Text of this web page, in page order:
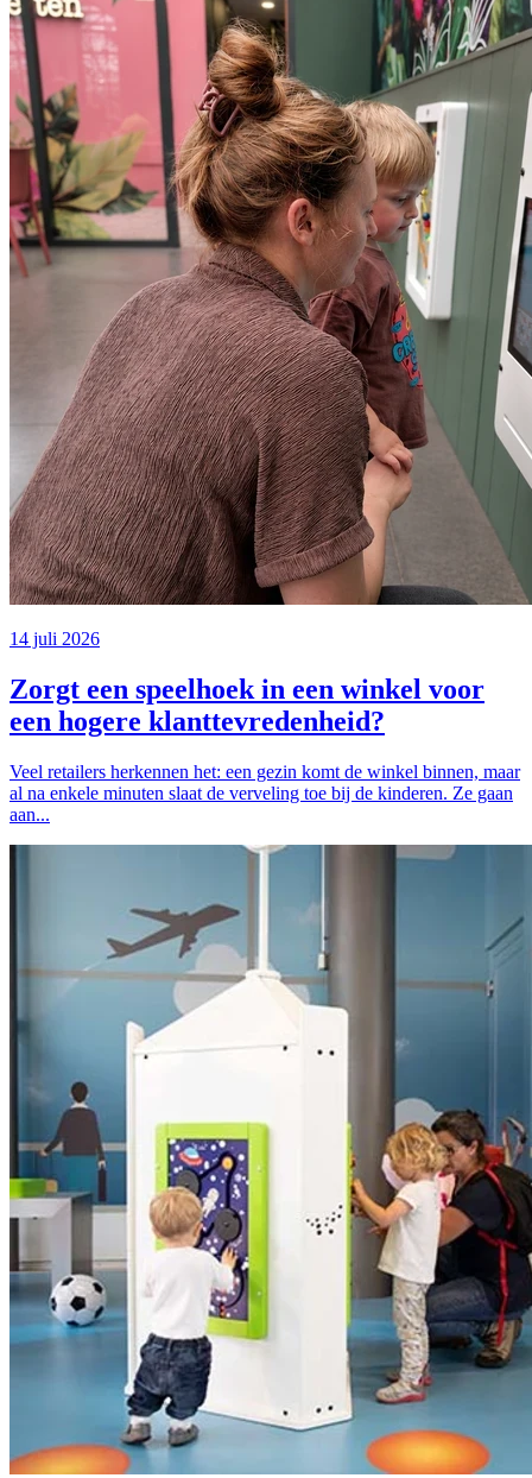
14 juli 2026
Zorgt een speelhoek in een winkel voor
een hogere klanttevredenheid?
Veel retailers herkennen het: een gezin komt de winkel binnen, maar
al na enkele minuten slaat de verveling toe bij de kinderen. Ze gaan
aan...